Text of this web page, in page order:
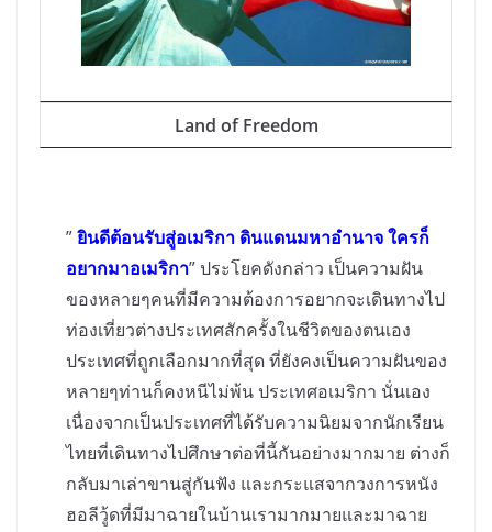
Land of Freedom
”ยินดีต้อนรับสู่อเมริกา ดินแดนมหาอำนาจ ใครก็
อยากมาอเมริกา” ประโยคดังกล่าว เป็นความฝัน
ของหลายๆคนที่มีความต้องการอยากจะเดินทางไป
ท่องเที่ยวต่างประเทศสักครั้งในชีวิตของตนเอง
ประเทศที่ถูกเลือกมากที่สุดที่ยังคงเป็นความฝันของ
หลายๆท่านก็คงหนีไม่พ้น ประเทศอเมริกา นั่นเอง
เนื่องจากเป็นประเทศที่ได้รับความนิยมจากนักเรียน
ไทยที่เดินทางไปศึกษาต่อที่นี้กันอย่างมากมาย ต่างก็
กลับมาเล่าขานสู่กันฟัง และกระแสจากวงการหนัง
ฮอลีวู้ดที่มีมาฉายในบ้านเรามากมายและมาฉาย